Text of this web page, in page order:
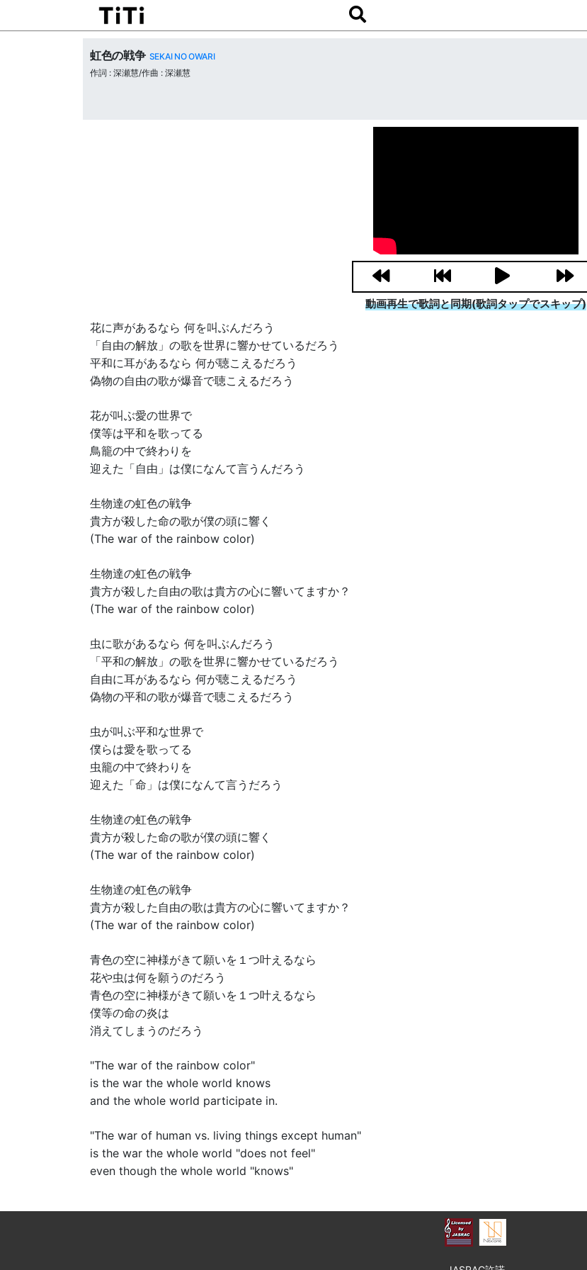
虹色の戦争 SEKAI NO OWARI
作詞 : 深瀬慧/作曲 : 深瀬慧
動画再生で歌詞と同期(歌詞タップでスキップ)
花に声があるなら 何を叫ぶんだろう
「自由の解放」の歌を世界に響かせているだろう
平和に耳があるなら 何が聴こえるだろう
偽物の自由の歌が爆音で聴こえるだろう
花が叫ぶ愛の世界で
僕等は平和を歌ってる
鳥籠の中で終わりを
迎えた「自由」は僕になんて言うんだろう
生物達の虹色の戦争
貴方が殺した命の歌が僕の頭に響く
(The war of the rainbow color)
生物達の虹色の戦争
貴方が殺した自由の歌は貴方の心に響いてますか？
(The war of the rainbow color)
虫に歌があるなら 何を叫ぶんだろう
「平和の解放」の歌を世界に響かせているだろう
自由に耳があるなら 何が聴こえるだろう
偽物の平和の歌が爆音で聴こえるだろう
虫が叫ぶ平和な世界で
僕らは愛を歌ってる
虫籠の中で終わりを
迎えた「命」は僕になんて言うだろう
生物達の虹色の戦争
貴方が殺した命の歌が僕の頭に響く
(The war of the rainbow color)
生物達の虹色の戦争
貴方が殺した自由の歌は貴方の心に響いてますか？
(The war of the rainbow color)
青色の空に神様がきて願いを１つ叶えるなら
花や虫は何を願うのだろう
青色の空に神様がきて願いを１つ叶えるなら
僕等の命の炎は
消えてしまうのだろう
"The war of the rainbow color"
is the war the whole world knows
and the whole world participate in.
"The war of human vs. living things except human"
is the war the whole world "does not feel"
even though the whole world "knows"